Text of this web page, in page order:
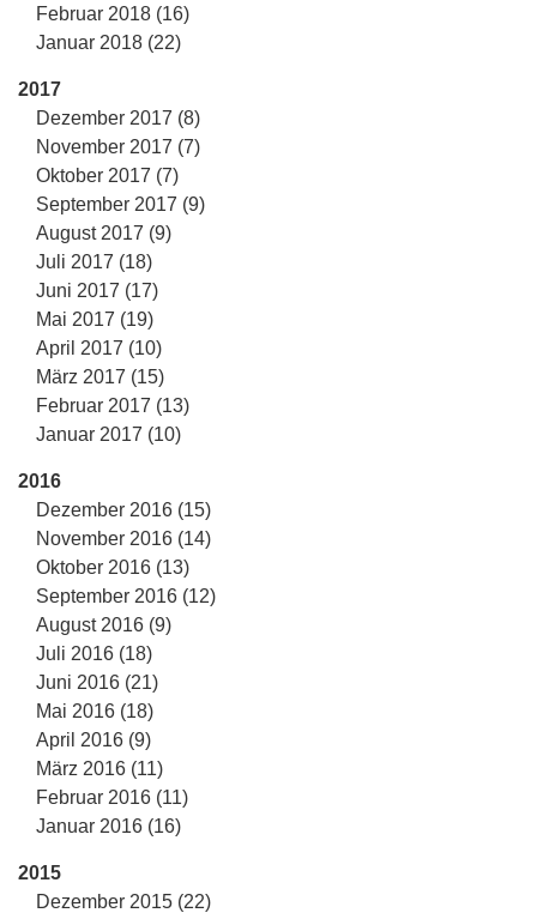
Februar 2018 (16)
Januar 2018 (22)
2017
Dezember 2017 (8)
November 2017 (7)
Oktober 2017 (7)
September 2017 (9)
August 2017 (9)
Juli 2017 (18)
Juni 2017 (17)
Mai 2017 (19)
April 2017 (10)
März 2017 (15)
Februar 2017 (13)
Januar 2017 (10)
2016
Dezember 2016 (15)
November 2016 (14)
Oktober 2016 (13)
September 2016 (12)
August 2016 (9)
Juli 2016 (18)
Juni 2016 (21)
Mai 2016 (18)
April 2016 (9)
März 2016 (11)
Februar 2016 (11)
Januar 2016 (16)
2015
Dezember 2015 (22)